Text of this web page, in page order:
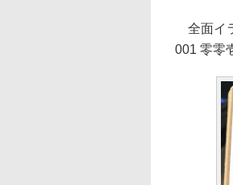
全面イ
001 零零